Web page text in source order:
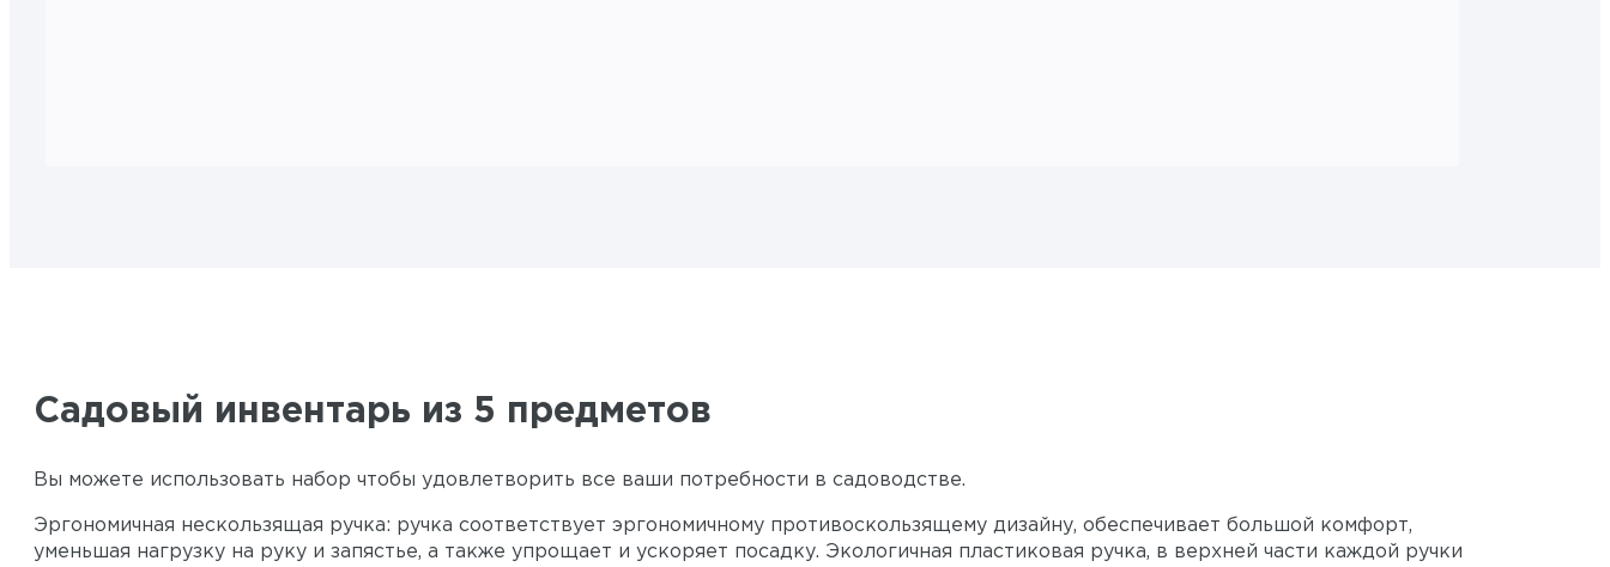
Садовый инвентарь из 5 предметов
Вы можете использовать набор чтобы удовлетворить все ваши потребности в садоводстве.
Эргономичная нескользящая ручка: ручка соответствует эргономичному противоскользящему дизайну, обеспечивает большой комфорт,
уменьшая нагрузку на руку и запястье, а также упрощает и ускоряет посадку. Экологичная пластиковая ручка, в верхней части каждой ручки